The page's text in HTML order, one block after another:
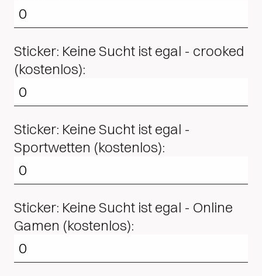
Sticker: Keine Sucht ist egal - crooked
(kostenlos):
Sticker: Keine Sucht ist egal -
Sportwetten (kostenlos):
Sticker: Keine Sucht ist egal - Online
Gamen (kostenlos):